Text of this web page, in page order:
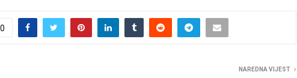
0
NAREDNA VIJEST